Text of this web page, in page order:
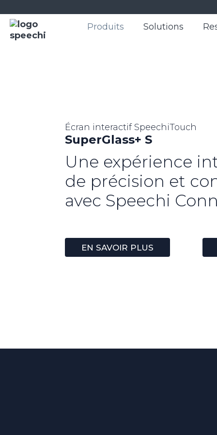
Produits Solutions
Écran interactif SpeechiTouch
SuperGlass+ S
Une expérience
de précision et
avec Speechi
EN SAVOIR PLUS